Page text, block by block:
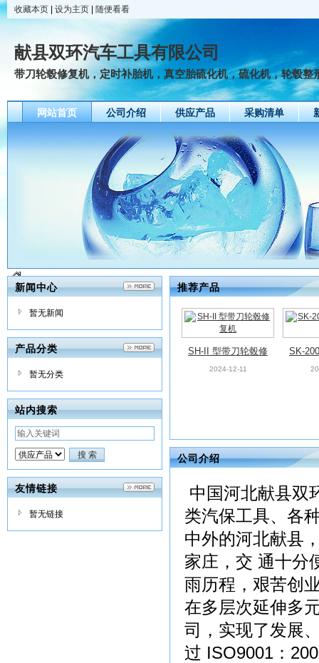
收藏本页 设为主页 随便看看
献县双环汽车工具有限公司
带刀轮毂修复机，定时补胎机，真空胎硫化机，硫化机，轮毂整
网站首页 公司介绍 供应产品 采购清单
新闻中心
暂无新闻
产品分类
暂无分类
站内搜索
友情链接
暂无链接
推荐产品
SH-II 型带刀轮毂修
复机
2024-12-11
SK-
公司介绍
中国河北献县双
类汽保工具、各
中外的河北献县
家庄，交 通十分
雨历程，艰苦创
在多层次延伸多
司，实现了发展
过 ISO9001：